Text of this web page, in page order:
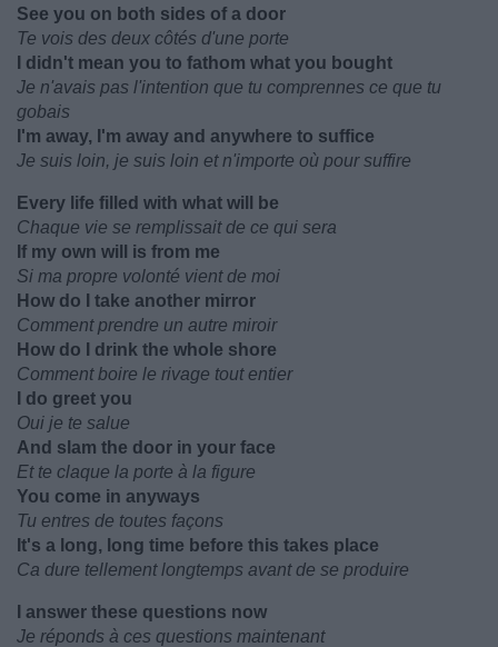
See you on both sides of a door
Te vois des deux côtés d'une porte
I didn't mean you to fathom what you bought
Je n'avais pas l'intention que tu comprennes ce que tu
gobais
I'm away, I'm away and anywhere to suffice
Je suis loin, je suis loin et n'importe où pour suffire
Every life filled with what will be
Chaque vie se remplissait de ce qui sera
If my own will is from me
Si ma propre volonté vient de moi
How do I take another mirror
Comment prendre un autre miroir
How do I drink the whole shore
Comment boire le rivage tout entier
I do greet you
Oui je te salue
And slam the door in your face
Et te claque la porte à la figure
You come in anyways
Tu entres de toutes façons
It's a long, long time before this takes place
Ca dure tellement longtemps avant de se produire
I answer these questions now
Je réponds à ces questions maintenant